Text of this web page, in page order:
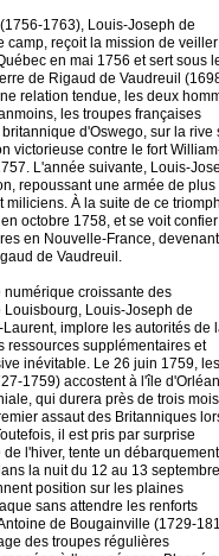
1763), Louis-Joseph de
camp, reçoit la mission de
en mai 1756 et sert sous
de Rigaud de Vaudreuil
relation tendue, les deux
les troupes françaises
d'Oswego, sur la rive
victorieuse contre le fort
L'année suivante, Louis-
repoussant une armée de plus
À la suite de ce
octobre 1758, et se voit
en Nouvelle-France, devenant
de Vaudreuil.
numérique croissante des
Louisbourg, Louis-Joseph de
implore les autorités de
ressources supplémentaires et
inévitable. Le 26 juin 1759, les
1759) accostent à l'île
qui durera près de trois
assaut des Britanniques
il est pris par surprise
l'hiver, tente un débarquement
la nuit du 12 au 13
position sur les plaines
sans attendre les renforts
de Bougainville (1729-
des troupes régulières